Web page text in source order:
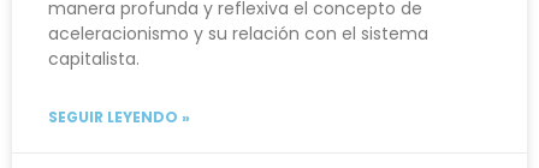
manera profunda y reflexiva el concepto de
aceleracionismo y su relación con el sistema
capitalista.
SEGUIR LEYENDO »